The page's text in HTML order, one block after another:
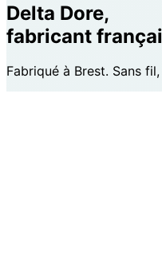
Delta Dore,
fabricant
Fabriqué à Brest. Sans